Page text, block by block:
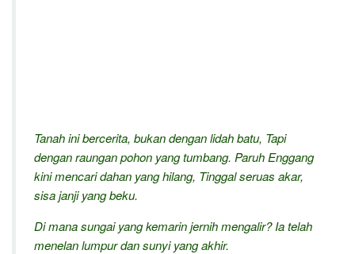
Tanah ini bercerita, bukan dengan lidah batu, Tapi
dengan raungan pohon yang tumbang. Paruh Enggang
kini mencari dahan yang hilang, Tinggal seruas akar,
sisa janji yang beku.
Di mana sungai yang kemarin jernih mengalir? Ia telah
menelan lumpur dan sunyi yang akhir.